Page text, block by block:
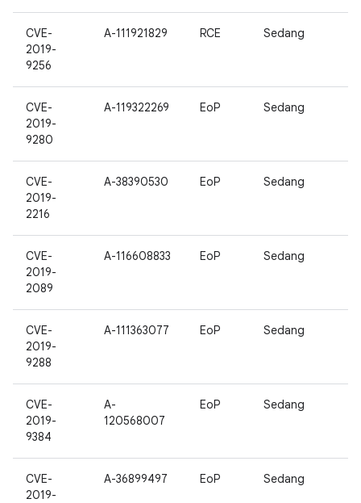
CVE-
2019-
9256
A-111921829 RCE Sedang
CVE-
2019-
9280
A-119322269 EoP Sedang
CVE-
2019-
2216
A-38390530 EoP Sedang
CVE-
2019-
2089
A-116608833 EoP Sedang
CVE-
2019-
9288
A-111363077 EoP Sedang
CVE-
2019-
9384
A-
120568007
EoP Sedang
CVE-
2019-
A-36899497 EoP Sedang